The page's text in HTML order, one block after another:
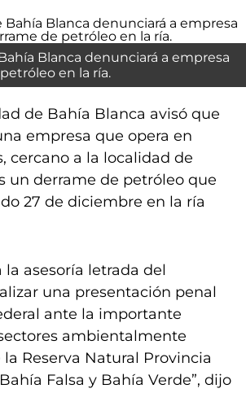
Blanca denunciará a empresa
en la ría.
de Bahía Blanca avisó que
empresa que opera en
cercano a la localidad de
un derrame de petróleo que
27 de diciembre en la ría
la asesoría letrada del
una presentación penal
ante la importante
ambientalmente
Reserva Natural Provincia
Falsa y Bahía Verde”, dijo